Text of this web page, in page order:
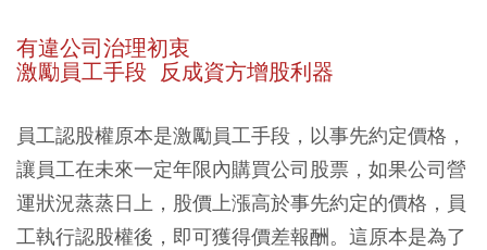
有違公司治理初衷
激勵員工手段 反成資方增股利器
員工認股權原本是激勵員工手段，以事先約定價格，
讓員工在未來一定年限內購買公司股票，如果公司營
運狀況蒸蒸日上，股價上漲高於事先約定的價格，員
工執行認股權後，即可獲得價差報酬。這原本是為了